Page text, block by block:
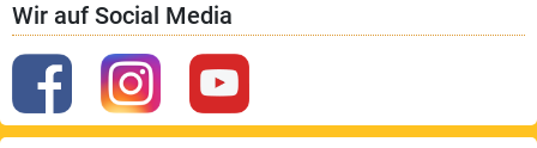
Wir auf Social Media